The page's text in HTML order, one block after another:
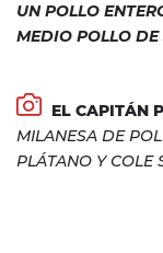
UN POLLO
MEDIO POLLO DE
EL CAPITÁN
MILANESA DE
PLÁTANO Y COLE